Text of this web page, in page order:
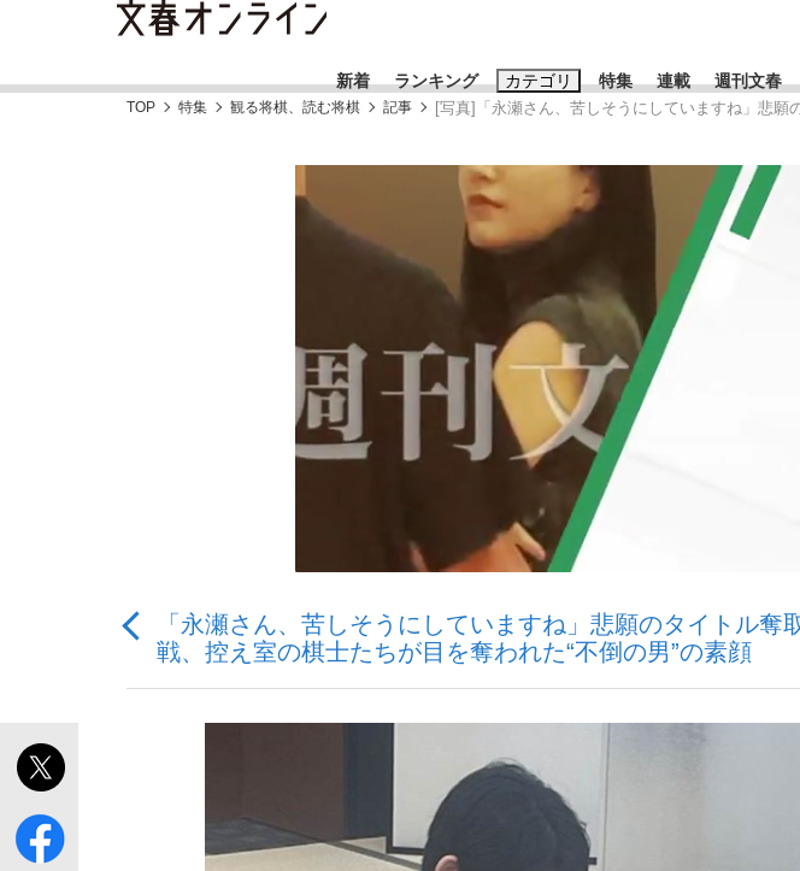
新着 ランキング カテゴリ
「90%は失敗する。でも…」本田圭佑が初めて明かした日本代表監督に...
「敗因分析は一切聞かれなかった」侍ジャパン選手が証言した“NPB聞...
特集
終戦から81年
連載 週刊文春
おすすめのキーワードタグ一覧
#藤田晋 #三山凌輝 #高市早苗
#玉木雄一郎
#亀和田武
TOP 特集 観る将棋、読む将棋 記事 [写真]「永瀬さん、苦しそうにしていますね」悲
「永瀬さん、苦しそうにしていますね」悲願のタイトル
戦、控え室の棋士たちが目を奪われた“不倒の男”の素顔